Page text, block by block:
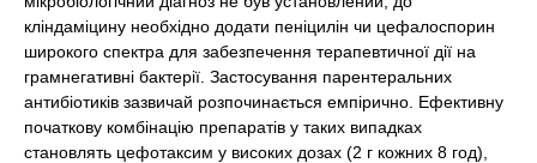
кліндаміцину необхідно додати пеніцилін чи цефалоспорин
широкого спектра для забезпечення терапевтичної дії на
грамнегативні бактерії. Застосування парентеральних
антибіотиків зазвичай розпочинається емпірично. Ефективну
початкову комбінацію препаратів у таких випадках
становлять цефотаксим у високих дозах (2 г кожних 8 год),